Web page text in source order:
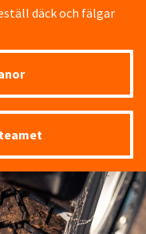
däck och fälgar